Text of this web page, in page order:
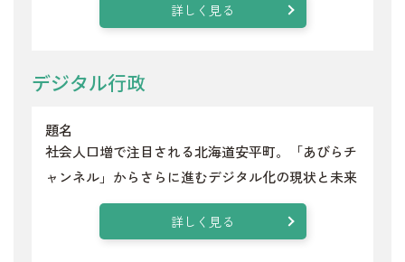
詳しく見る
デジタル行政
題名
社会人口増で注目される北海道安平町。「あびらチ
ャンネル」からさらに進むデジタル化の現状と未来
詳しく見る